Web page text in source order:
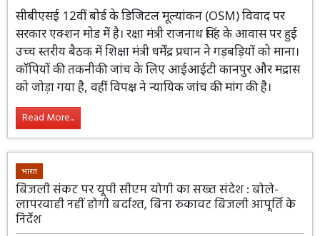
सीबीएसई 12वीं बोर्ड के डिजिटल मूल्यांकन (OSM) विवाद पर
सरकार एक्शन मोड में है। रक्षा मंत्री राजनाथ सिंह के आवास पर हुई
उच्च स्तरीय बैठक में शिक्षा मंत्री धर्मेंद्र प्रधान ने गड़बड़ियों को माना।
कॉपियों की तकनीकी जांच के लिए आईआईटी कानपुर और मद्रास
को जोड़ा गया है, वहीं विपक्ष ने न्यायिक जांच की मांग की है।
Read More...
भारत
बिजली संकट पर यूपी सीएम योगी का सख्त संदेश : बोले-
लापरवाही नहीं होगी बर्दाश्त, बिना रुकावट बिजली आपूर्ति के
निर्देश